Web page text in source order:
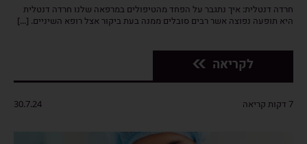
חרדה דנטלית: איך נתגבר על הפחד מהטיפולים במרפאה שלנו חרדה דנטלית
היא תופעה נפוצה אשר רבים סובלים ממנה בעת ביקור אצל רופא השיניים. [...]
לקריאה
7 דקות קריאה 30.7.24